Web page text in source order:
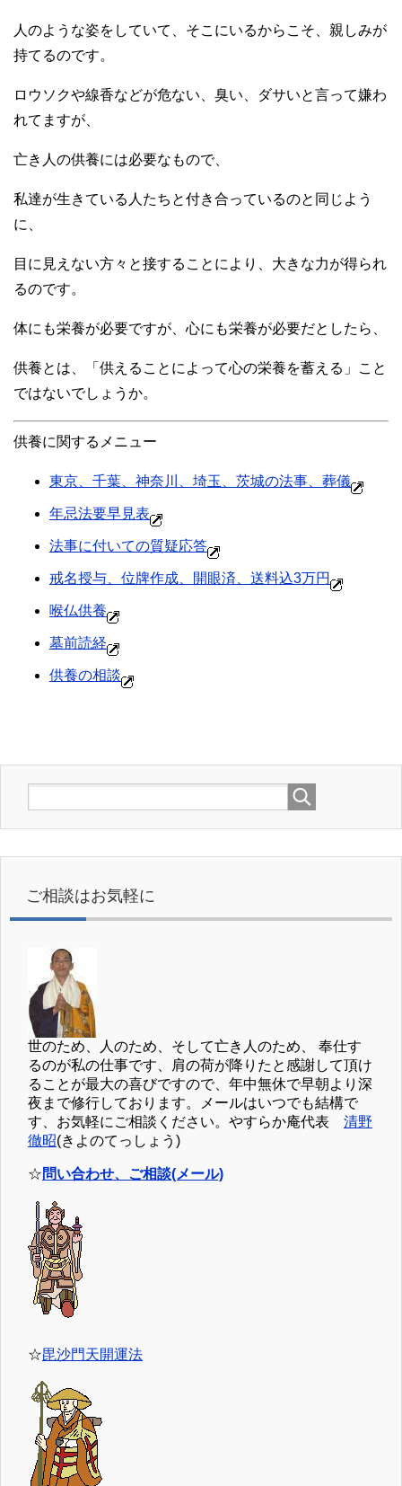
人のような姿をしていて、そこにいるからこそ、親しみが
持てるのです。
ロウソクや線香などが危ない、臭い、ダサいと言って嫌わ
れてますが、
亡き人の供養には必要なもので、
私達が生きている人たちと付き合っているのと同じよう
に、
目に見えない方々と接することにより、大きな力が得られ
るのです。
体にも栄養が必要ですが、心にも栄養が必要だとしたら、
供養とは、「供えることによって心の栄養を蓄える」こと
ではないでしょうか。
供養に関するメニュー
東京、千葉、神奈川、埼玉、茨城の法事、葬儀
年忌法要早見表
法事に付いての質疑応答
戒名授与、位牌作成、開眼済、送料込3万円
喉仏供養
墓前読経
供養の相談
ご相談はお気軽に
世のため、人のため、そして亡き人のため、 奉仕す
るのが私の仕事です、肩の荷が降りたと感謝して頂け
ることが最大の喜びですので、年中無休で早朝より深
夜まで修行しております。メールはいつでも結構で
す、お気軽にご相談ください。やすらか庵代表 清野
徹昭(きよのてっしょう)
☆問い合わせ、ご相談(メール)
☆毘沙門天開運法